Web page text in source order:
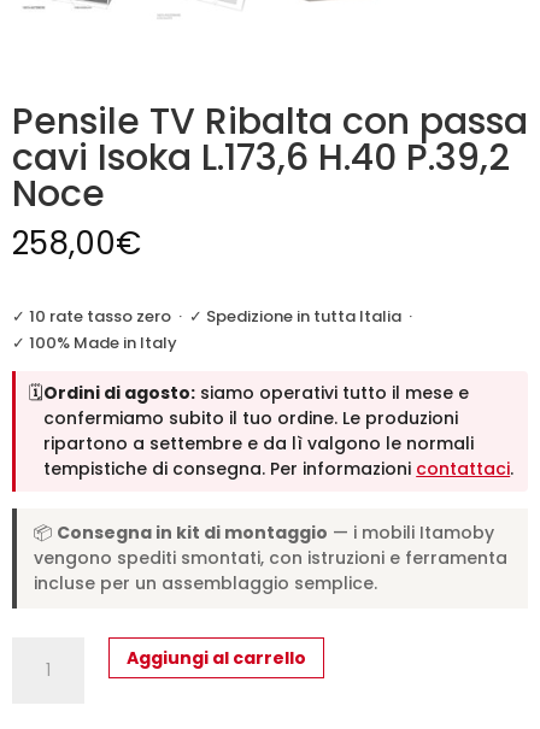
Pensile TV Ribalta con passa
cavi Isoka L.173,6 H.40 P.39,2
Noce
258,00€
✓ 10 rate tasso zero · ✓ Spedizione in tutta Italia ·
✓ 100% Made in Italy
🗓️Ordini di agosto: siamo operativi tutto il mese e
confermiamo subito il tuo ordine. Le produzioni
ripartono a settembre e da lì valgono le normali
tempistiche di consegna. Per informazioni contattaci.
📦 Consegna in kit di montaggio — i mobili Itamoby
vengono spediti smontati, con istruzioni e ferramenta
incluse per un assemblaggio semplice.
Aggiungi al carrello